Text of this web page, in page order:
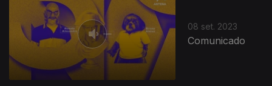
08 set. 2023
Comunicado